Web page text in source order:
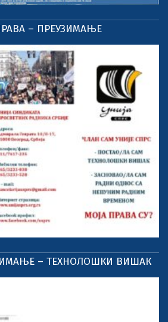
– ПРЕУЗИМАЊЕ
– ТЕХНОЛОШКИ ВИШАК